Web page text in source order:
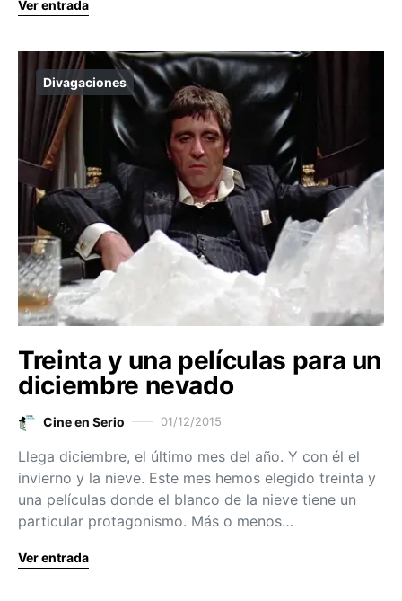
Ver entrada
Divagaciones
Treinta y una películas para un
diciembre nevado
Cine en Serio 01/12/2015
Llega diciembre, el último mes del año. Y con él el
invierno y la nieve. Este mes hemos elegido treinta y
una películas donde el blanco de la nieve tiene un
particular protagonismo. Más o menos…
Ver entrada